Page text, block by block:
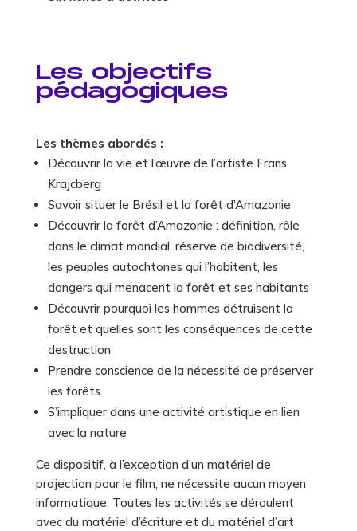
Les objectifs
pédagogiques
Les thèmes abordés :
Découvrir la vie et l’œuvre de l’artiste Frans
Krajcberg
Savoir situer le Brésil et la forêt d’Amazonie
Découvrir la forêt d’Amazonie : définition, rôle
dans le climat mondial, réserve de biodiversité,
les peuples autochtones qui l’habitent, les
dangers qui menacent la forêt et ses habitants
Découvrir pourquoi les hommes détruisent la
forêt et quelles sont les conséquences de cette
destruction
Prendre conscience de la nécessité de préserver
les forêts
S’impliquer dans une activité artistique en lien
avec la nature
Ce dispositif, à l’exception d’un matériel de
projection pour le film, ne nécessite aucun moyen
informatique. Toutes les activités se déroulent
avec du matériel d’écriture et du matériel d’art